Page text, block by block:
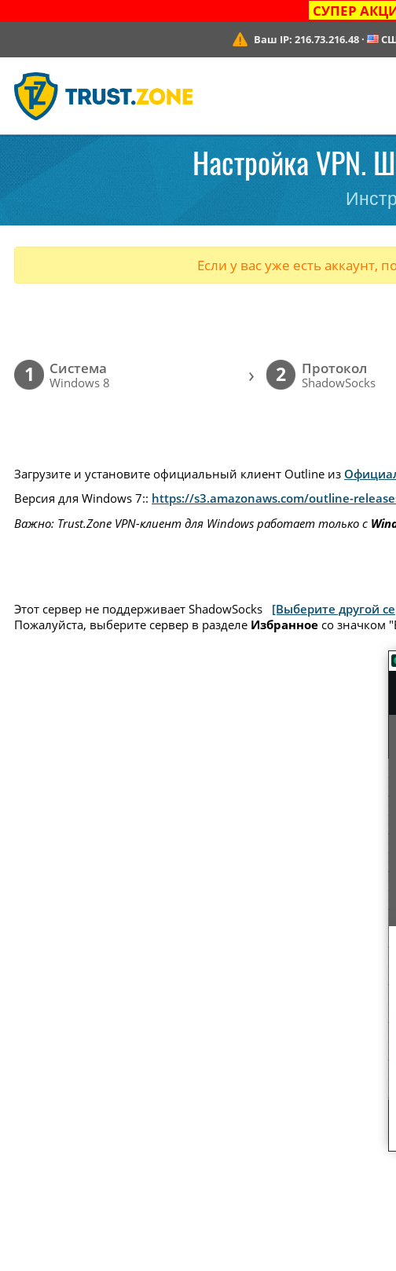
СУПЕР
Ваш IP: 216.73.216.48·
Настройка VPN.
Если у вас уже есть аккаунт,
1 Cистема
Windows 8 › 2 Протокол
ShadowSocks
Загрузите и установите официальный клиент Outline из
Версия для Windows 7:: https://s3.amazonaws.com/outline-
Важно: Trust.Zone VPN-клиент для Windows работает только с
Этот сервер не поддерживает ShadowSocks [Выберите другой
Пожалуйста, выберите сервер в разделе Избранное со значком